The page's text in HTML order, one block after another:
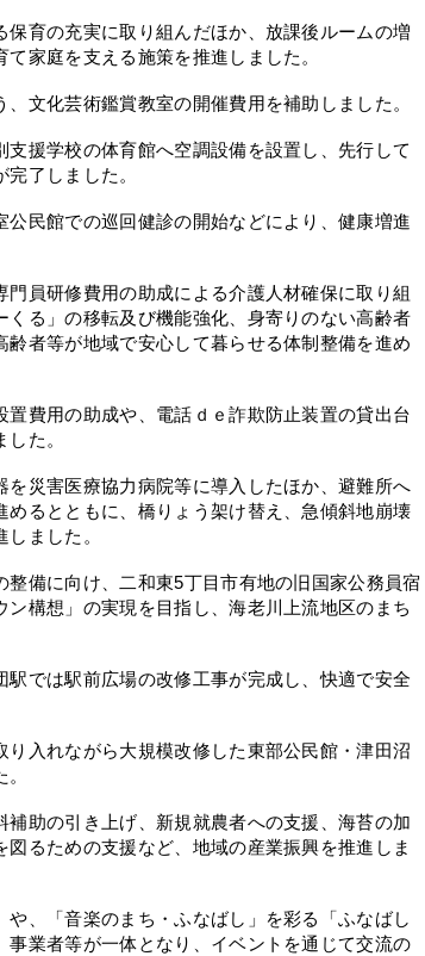
育の充実に取り組んだほか、放課後ルームの増
家庭を支える施策を推進しました。
文化芸術鑑賞教室の開催費用を補助しました。
援学校の体育館へ空調設備を設置し、先行して
了しました。
民館での巡回健診の開始などにより、健康増進
員研修費用の助成による介護人材確保に取り組
る」の移転及び機能強化、身寄りのない高齢者
者等が地域で安心して暮らせる体制整備を進め
費用の助成や、電話ｄｅ詐欺防止装置の貸出台
た。
災害医療協力病院等に導入したほか、避難所へ
るとともに、橋りょう架け替え、急傾斜地崩壊
ました。
備に向け、二和東5丁目市有地の旧国家公務員宿
構想」の実現を目指し、海老川上流地区のまち
では駅前広場の改修工事が完成し、快適で安全
入れながら大規模改修した東部公民館・津田沼
助の引き上げ、新規就農者への支援、海苔の加
るための支援など、地域の産業振興を推進しま
、「音楽のまち・ふなばし」を彩る「ふなばし
業者等が一体となり、イベントを通じて交流の